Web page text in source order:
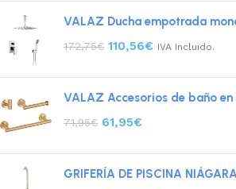
VALAZ Ducha empotrada
172,75€ 110,56€ IVA Incluido.
VALAZ Accesorios de baño
71,95€ 61,95€
GRIFERÍA DE PISCINA